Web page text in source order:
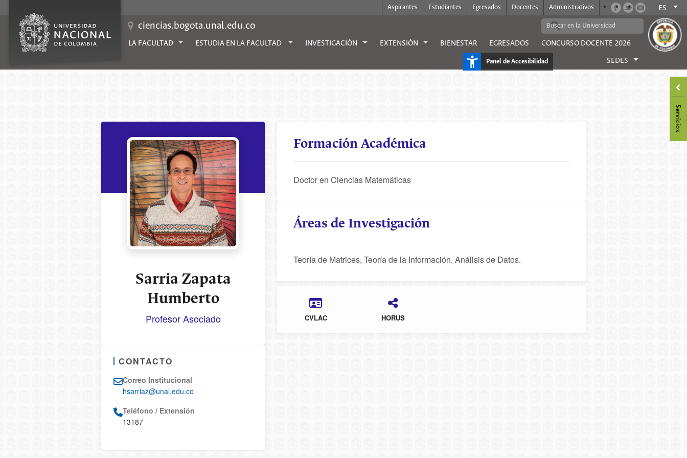
contenido
Aspirantes Estudiantes Egresados Docentes Administrativos ES
ciencias.bogota.unal.edu.co
LA FACULTAD ESTUDIA EN LA FACULTAD INVESTIGACIÓN EXTENSIÓN BIENESTAR EGRESADOS CONCURSO DOCENTE 2026
SEDES
Panel de Accesibilidad
Sarria Zapata
Humberto
Profesor Asociado
CONTACTO
Correo Institucional
hsarriaz@unal.edu.co
Teléfono / Extensión
13187
Formación Académica
Doctor en Ciencias Matemáticas
Áreas de Investigación
Teoría de Matrices, Teoría de la Información, Análisis de Datos.
CVLAC HORUS